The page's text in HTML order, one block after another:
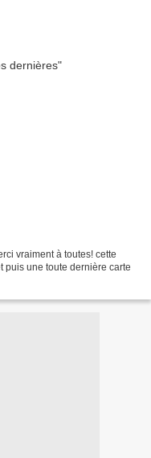
vraiment à toutes! cette
puis une toute dernière carte